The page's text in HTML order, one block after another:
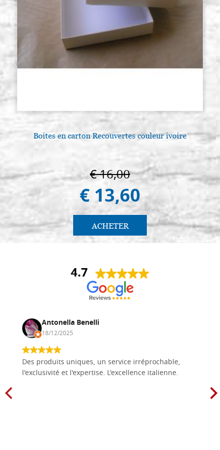
Boites en carton Recouvertes couleur ivoire
€ 16,00
€ 13,60
ACHETER
4.7
Antonella Benelli
18/12/2025
Des produits uniques, un service irréprochable,
l'exclusivité et l'expertise. L'excellence italienne.